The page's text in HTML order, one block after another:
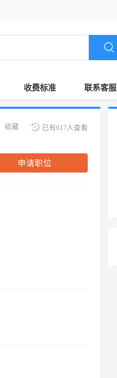
收费标准 联系客服
已有617人查看
收藏
申请职位